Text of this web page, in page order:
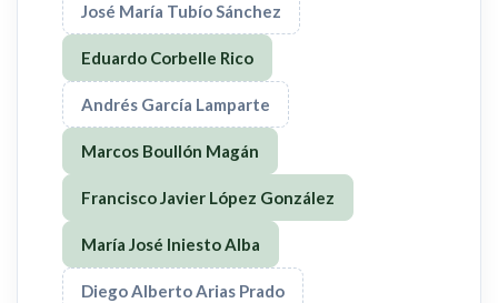
José María Tubío Sánchez
Eduardo Corbelle Rico
Andrés García Lamparte
Marcos Boullón Magán
Francisco Javier López González
María José Iniesto Alba
Diego Alberto Arias Prado